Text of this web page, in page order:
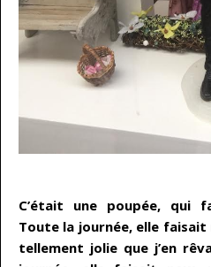
C’était une poupée, qui
Toute la journée, elle
tellement jolie que j’en